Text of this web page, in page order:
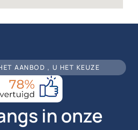
AANBOD , U HET KEUZE
in onze